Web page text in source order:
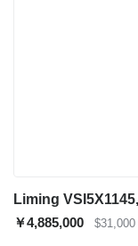
Liming
￥4,885,000
$31,000